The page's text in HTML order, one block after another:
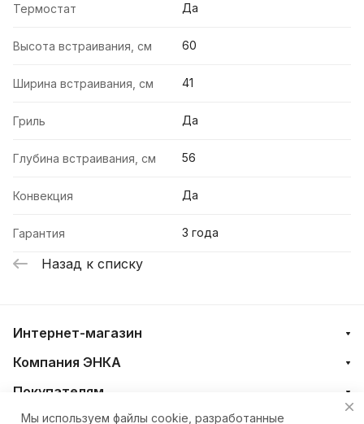
Термостат Да
Высота встраивания, см 60
Ширина встраивания, см 41
Гриль Да
Глубина встраивания, см 56
Конвекция Да
Гарантия 3 года
Назад к списку
Интернет-магазин
Компания ЭНКА
Покупателям
Мы используем файлы cookie, разработанные